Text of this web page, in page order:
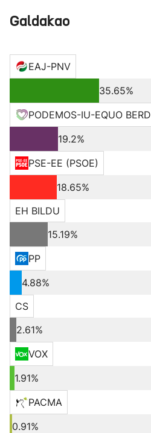
Galdakao
EAJ-PNV
35.65%
PODEMOS-IU-EQUO BERD
19.2%
PSE-EE (PSOE)
18.65%
EH BILDU
15.19%
PP
4.88%
CS
2.61%
VOX
1.91%
PACMA
0.91%